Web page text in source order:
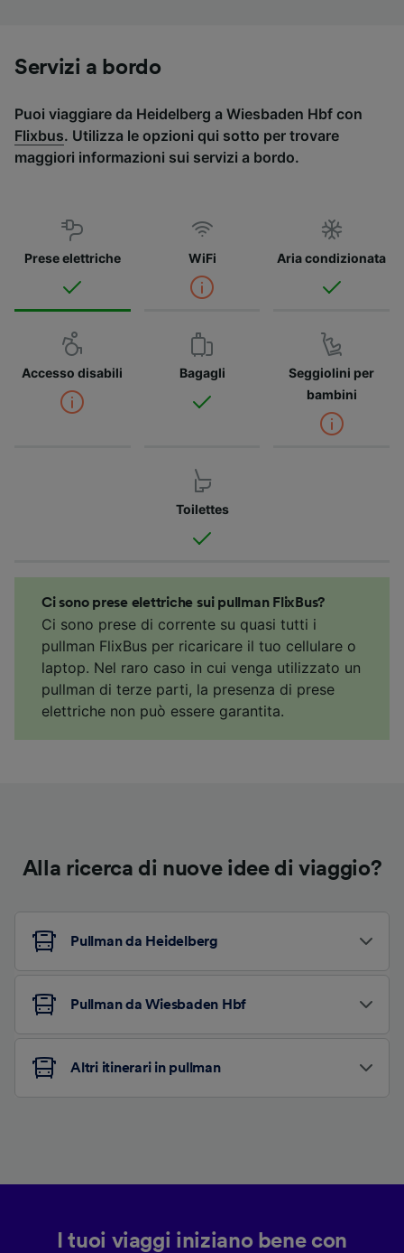
Servizi a bordo
Puoi viaggiare da Heidelberg a Wiesbaden Hbf con
Flixbus. Utilizza le opzioni qui sotto per trovare
maggiori informazioni sui servizi a bordo.
Prese elettriche WiFi Aria condizionata
Accesso disabili Bagagli
Seggiolini per
bambini
Toilettes
Ci sono prese elettriche sui pullman FlixBus?
Ci sono prese di corrente su quasi tutti i
pullman FlixBus per ricaricare il tuo cellulare o
laptop. Nel raro caso in cui venga utilizzato un
pullman di terze parti, la presenza di prese
elettriche non può essere garantita.
Alla ricerca di nuove idee di viaggio?
Pullman da Heidelberg
Pullman da Wiesbaden Hbf
Altri itinerari in pullman
I tuoi viaggi iniziano bene con